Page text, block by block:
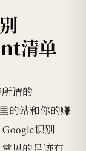
清单
谓的
的站和你的赚
识别